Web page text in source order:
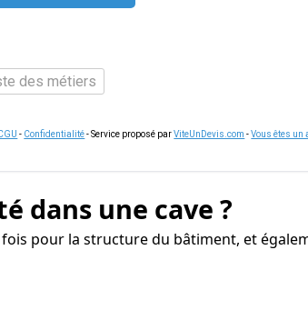
des métiers
- Confidentialité- Service proposé parViteUnDevis.com -Vous êtes un
dans une cave ?
pour la structure du bâtiment, et